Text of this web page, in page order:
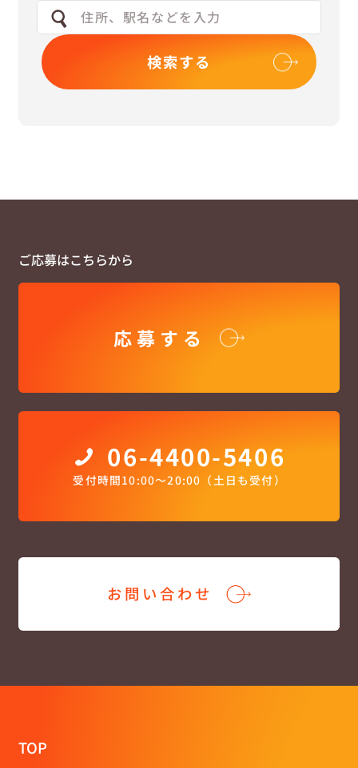
検索する
ご応募はこちらから
応募する
06-4400-5406
受付時間10:00〜20:00（土日も受付）
お問い合わせ
TOP